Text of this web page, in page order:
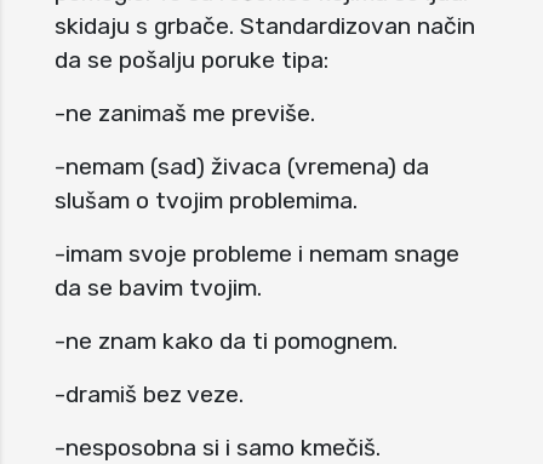
skidaju s grbače. Standardizovan način
da se pošalju poruke tipa:
-ne zanimaš me previše.
-nemam (sad) živaca (vremena) da
slušam o tvojim problemima.
-imam svoje probleme i nemam snage
da se bavim tvojim.
-ne znam kako da ti pomognem.
-dramiš bez veze.
-nesposobna si i samo kmečiš.